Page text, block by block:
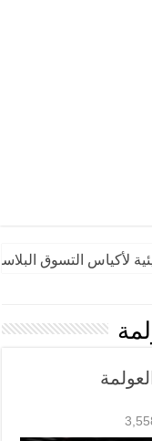
لأكياس التسوق